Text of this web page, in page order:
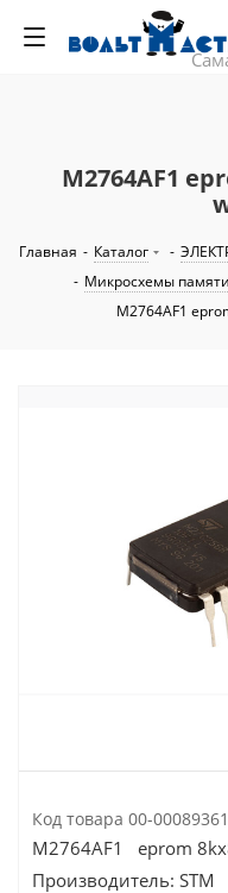
M2764AF1
Главная - Каталог -
- Микросхемы памяти
M2764AF1
Код товара 00-00089361
M2764AF1 eprom
Производитель: STM